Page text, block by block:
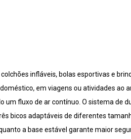
infláveis, bolas esportivas e
em viagens ou atividades ao
fluxo de ar contínuo. O sistema de
bicos adaptáveis de diferentes
a base estável garante maior